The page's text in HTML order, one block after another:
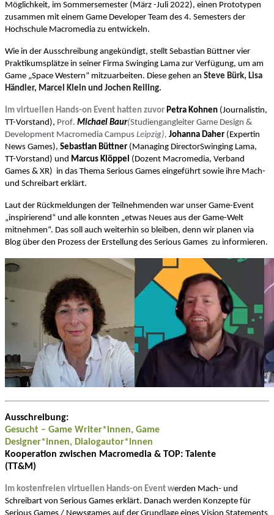
Möglichkeit, im Sommersemester (März -Juli 2022), einen Prototypen
zusammen mit einem Game Developer Team des 4. Semesters der
Hochschule Macromedia zu entwickeln.
Wie in der Ausschreibung angekündigt, stellt Sebastian Büttner vier
Praktikumsplätze in seiner Firma Swinging Lama zur Verfügung, um am
Game „Space Western“ mitzuarbeiten. Diese gehen an Steve Bürk, Lisa
Händler, Marcel Klein und Jochen Reiling.
Im virtuellen Hands-on Event hatten zuvor Petra Kohnen (Journalistin,
TT-Vorstand), Prof. Michael Baur(Studiengangleiter Game Design &
Development Macromedia Campus Leipzig), Johanna Daher (Expertin
News Games), Sebastian Büttner (Managing DirectorSwinging Lama,
TT-Vorstand) und Marcus Klöppel (Dozent Macromedia, Verband
Games & XR) in das Thema Serious Games eingeführt sowie ihre Mach-
und Schreibart erklärt.
Laut der Rückmeldungen der Teilnehmenden war unser Game-Event
„inspirierend“ und alle konnten „etwas Neues aus der Game-Welt
mitnehmen“. Das soll auch weiterhin so bleiben, denn wir planen via
Blog über den Prozess der Erstellung des Serious Games zu informieren.
Ausschreibung:
Gesucht – Game Writer*innen, Game
Designer*innen, Dialogautor*innen
Kooperation zwischen Macromedia & TOP: Talente
(TT&M)
Im kostenfreien virtuellen Hands-on Event werden Mach- und
Schreibart von Serious Games erklärt. Danach werden Konzepte für